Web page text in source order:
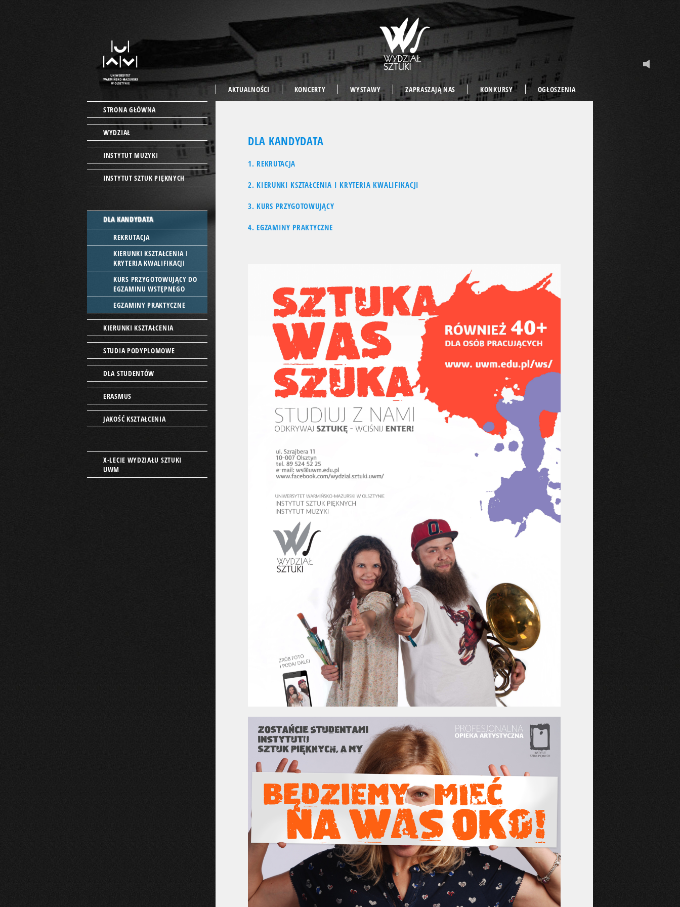
AKTUALNOŚCI KONCERTY WYSTAWY ZAPRASZAJĄ NAS KONKURSY OGŁOSZENIA
STRONA GŁÓWNA
WYDZIAŁ
INSTYTUT MUZYKI
INSTYTUT SZTUK PIĘKNYCH
DLA KANDYDATA
REKRUTACJA
KIERUNKI KSZTAŁCENIA I
KRYTERIA KWALIFIKACJI
KURS PRZYGOTOWUJĄCY DO
EGZAMINU WSTĘPNEGO
EGZAMINY PRAKTYCZNE
KIERUNKI KSZTAŁCENIA
STUDIA PODYPLOMOWE
DLA STUDENTÓW
ERASMUS
JAKOŚĆ KSZTAŁCENIA
X-LECIE WYDZIAŁU SZTUKI
UWM
DLA KANDYDATA
1. REKRUTACJA
2. KIERUNKI KSZTAŁCENIA I KRYTERIA KWALIFIKACJI
3. KURS PRZYGOTOWUJĄCY
4. EGZAMINY PRAKTYCZNE